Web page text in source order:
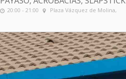
20:00 - 21:00 Plaza Vázquez de Molina,